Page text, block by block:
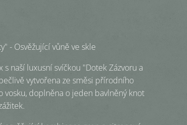
- Osvěžující vůně ve skle
s naší luxusní svíčkou "Dotek Zázvoru a
vytvořena ze směsi přírodního
vosku, doplněna o jeden bavlněný knot